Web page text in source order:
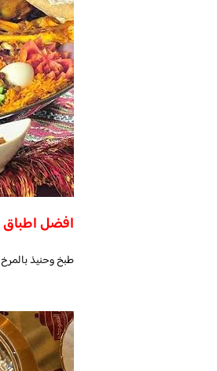
افضل
طبخ وحنيذ